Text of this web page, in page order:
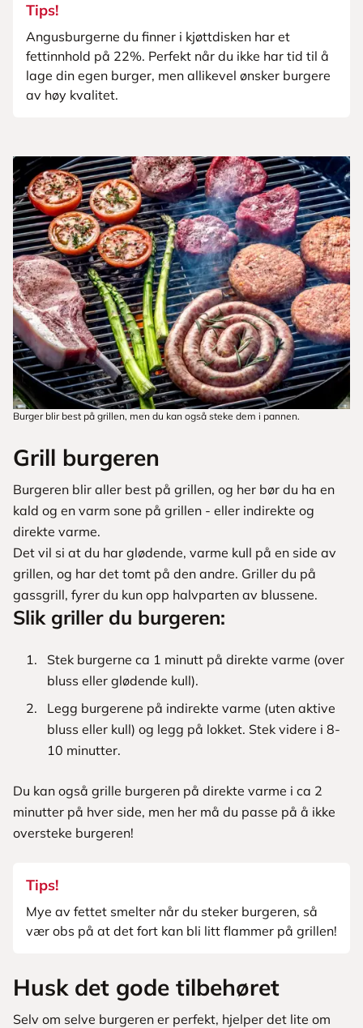
Tips!
Angusburgerne du finner i kjøttdisken har et
fettinnhold på 22%. Perfekt når du ikke har tid til å
lage din egen burger, men allikevel ønsker burgere
av høy kvalitet.
Burger blir best på grillen, men du kan også steke dem i pannen.
Grill burgeren
Burgeren blir aller best på grillen, og her bør du ha en
kald og en varm sone på grillen - eller indirekte og
direkte varme.
Det vil si at du har glødende, varme kull på en side av
grillen, og har det tomt på den andre. Griller du på
gassgrill, fyrer du kun opp halvparten av blussene.
Slik griller du burgeren:
Stek burgerne ca 1 minutt på direkte varme (over
bluss eller glødende kull).
Legg burgerene på indirekte varme (uten aktive
bluss eller kull) og legg på lokket. Stek videre i 8-
10 minutter.
Du kan også grille burgeren på direkte varme i ca 2
minutter på hver side, men her må du passe på å ikke
oversteke burgeren!
Tips!
Mye av fettet smelter når du steker burgeren, så
vær obs på at det fort kan bli litt flammer på grillen!
Husk det gode tilbehøret
Selv om selve burgeren er perfekt, hjelper det lite om